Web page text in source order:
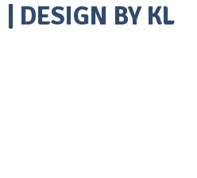
DESIGN BY KL